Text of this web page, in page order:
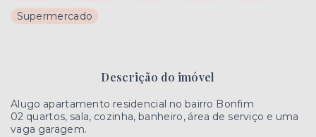
Supermercado
Descrição do imóvel
Alugo apartamento residencial no bairro Bonfim
02 quartos, sala, cozinha, banheiro, área de serviço e uma
vaga garagem.